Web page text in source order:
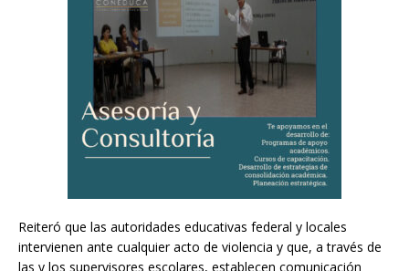
Reiteró que las autoridades educativas federal y locales
intervienen ante cualquier acto de violencia y que, a través de
las y los supervisores escolares, establecen comunicación